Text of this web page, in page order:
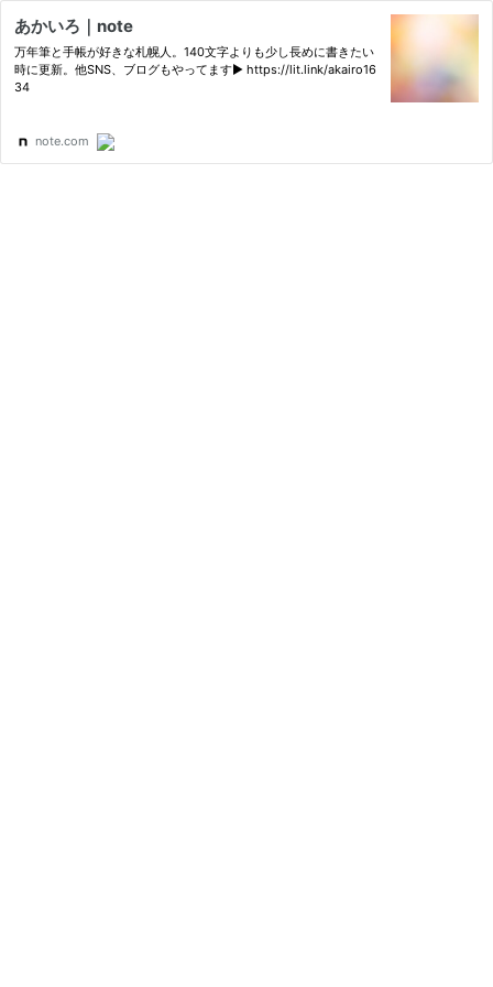
あかいろ｜note
万年筆と手帳が好きな札幌人。140文字よりも少し長めに書きたい
時に更新。他SNS、ブログもやってます▶︎ https://lit.link/akairo16
34
note.com